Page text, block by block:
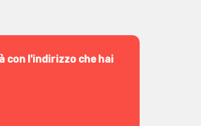
con l'indirizzo che hai